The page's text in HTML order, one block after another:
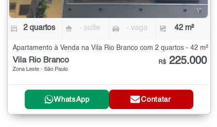
2 quartos - suíte - vaga 42 m²
Apartamento à Venda na Vila Rio Branco com 2 quartos - 42 m²
Vila Rio Branco
Zona Leste - São Paulo
R$ 225.000
WhatsApp Contatar